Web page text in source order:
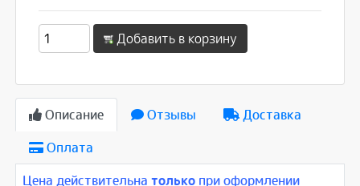
Добавить в корзину
Описание Отзывы
Доставка
Оплата
Цена действительнатолько при оформлении